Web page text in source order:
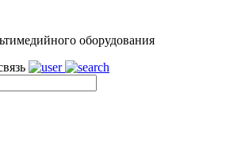
оборудования